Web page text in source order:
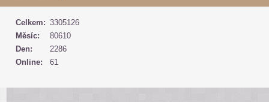
Online: 61
Celkem: 3305126
Měsíc:
80610
Den:
2286